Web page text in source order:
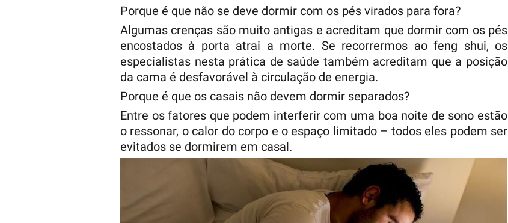
Porque é que não se deve dormir com os pés virados para fora?
Algumas crenças são muito antigas e acreditam que dormir com os pés
encostados à porta atrai a morte. Se recorrermos ao feng shui, os
especialistas nesta prática de saúde também acreditam que a posição
da cama é desfavorável à circulação de energia.
Porque é que os casais não devem dormir separados?
Entre os fatores que podem interferir com uma boa noite de sono estão
o ressonar, o calor do corpo e o espaço limitado – todos eles podem ser
evitados se dormirem em casal.